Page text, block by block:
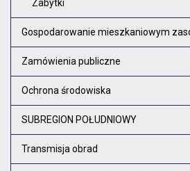
Zabytki
Gospodarowanie mieszkaniowym
Zamówienia publiczne
Ochrona środowiska
SUBREGION POŁUDNIOWY
Transmisja obrad